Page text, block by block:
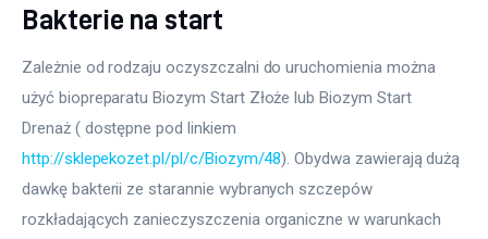
Bakterie na start
Zależnie od rodzaju oczyszczalni do uruchomienia można
użyć biopreparatu Biozym Start Złoże lub Biozym Start
Drenaż ( dostępne pod linkiem
http://sklepekozet.pl/pl/c/Biozym/48). Obydwa zawierają dużą
dawkę bakterii ze starannie wybranych szczepów
rozkładających zanieczyszczenia organiczne w warunkach